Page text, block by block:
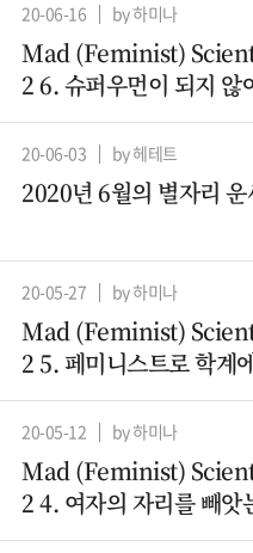
20-06-16 by 하미나
Mad (Feminist)
2 6. 슈퍼우먼이 되지 않
20-06-03 by 헤테트
2020년 6월의 별자리 운
20-05-27 by 하미나
Mad (Feminist)
2 5. 페미니스트로 학계
살아남기
20-05-12 by 하미나
Mad (Feminist)
2 4. 여자의 자리를 빼앗
– 컴퓨터과학 (2)